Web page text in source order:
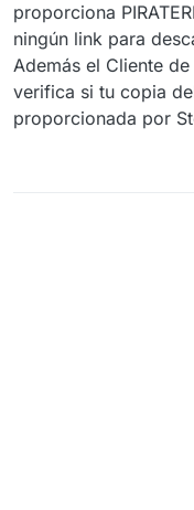
proporciona
ningún link para
Además el Cliente
verifica si tu copia
proporcionada por